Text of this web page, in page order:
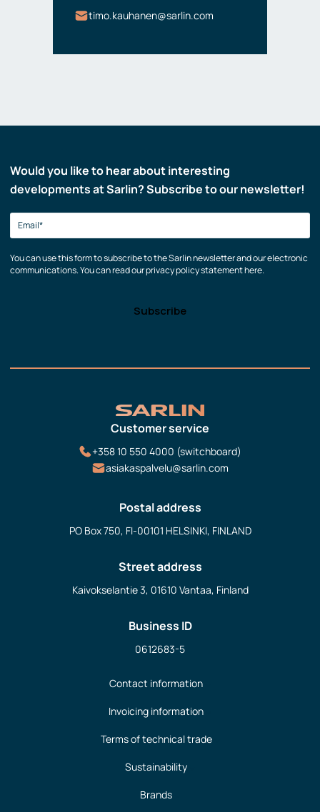
timo.kauhanen@sarlin.com
Would you like to hear about interesting
developments at Sarlin? Subscribe to our newsletter!
You can use this form to subscribe to the Sarlin newsletter and our electronic
communications. You can read our privacy policy statement here.
Customer service
+358 10 550 4000 (switchboard)
asiakaspalvelu@sarlin.com
Postal address
PO Box 750, FI-00101 HELSINKI, FINLAND
Street address
Kaivokselantie 3, 01610 Vantaa, Finland
Business ID
0612683-5
Contact information
Invoicing information
Terms of technical trade
Sustainability
Brands